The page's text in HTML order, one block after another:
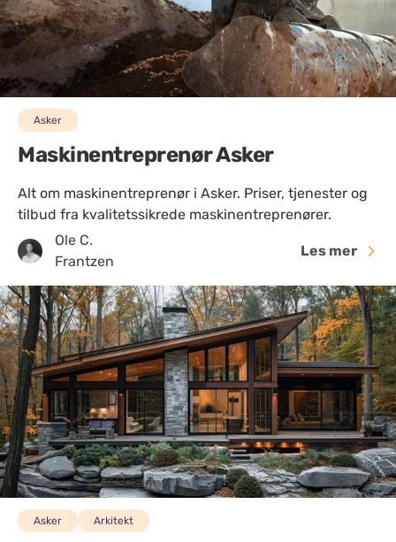
Asker
Maskinentreprenør Asker
Alt om maskinentreprenør i Asker. Priser, tjenester og
tilbud fra kvalitetssikrede maskinentreprenører.
Ole C.
Frantzen
Les mer
Asker Arkitekt